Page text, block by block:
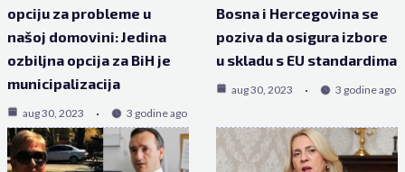
opciju za probleme u
našoj domovini: Jedina
ozbiljna opcija za BiH je
municipalizacija
aug 30, 2023 3 godine ago
Bosna i Hercegovina se
poziva da osigura izbore
u skladu s EU standardima
aug 30, 2023 3 godine ago